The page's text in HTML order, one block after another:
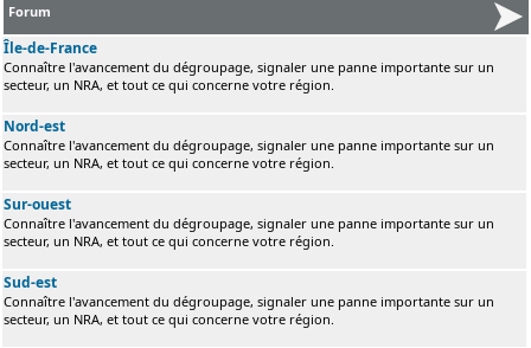
Forum
Île-de-France
Connaître l'avancement du dégroupage, signaler une panne importante sur un
secteur, un NRA, et tout ce qui concerne votre région.
Nord-est
Connaître l'avancement du dégroupage, signaler une panne importante sur un
secteur, un NRA, et tout ce qui concerne votre région.
Sur-ouest
Connaître l'avancement du dégroupage, signaler une panne importante sur un
secteur, un NRA, et tout ce qui concerne votre région.
Sud-est
Connaître l'avancement du dégroupage, signaler une panne importante sur un
secteur, un NRA, et tout ce qui concerne votre région.